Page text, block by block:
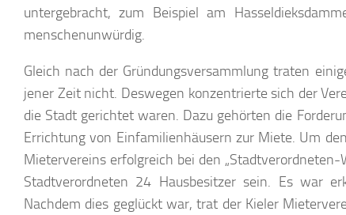
untergebracht, zum Beispiel am
menschenunwürdig.
Gleich nach der Gründungsversammlung traten
jener Zeit nicht. Deswegen konzentrierte sich der
die Stadt gerichtet waren. Dazu gehörten die
Errichtung von Einfamilienhäusern zur Miete. Um
Mietervereins erfolgreich bei den
Stadtverordneten 24 Hausbesitzer sein. Es war
Nachdem dies geglückt war, trat der Kieler